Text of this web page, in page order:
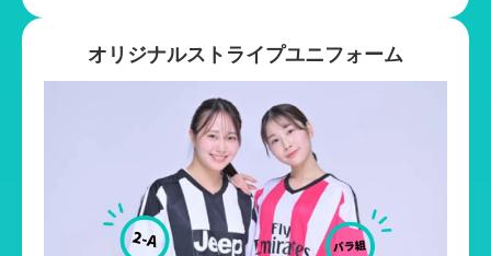
オリジナルストライプユニフォーム